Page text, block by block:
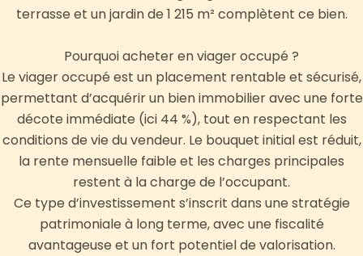
terrasse et un jardin de 1 215 m² complètent ce bien.
Pourquoi acheter en viager occupé ?
Le viager occupé est un placement rentable et sécurisé,
permettant d’acquérir un bien immobilier avec une forte
décote immédiate (ici 44 %), tout en respectant les
conditions de vie du vendeur. Le bouquet initial est réduit,
la rente mensuelle faible et les charges principales
restent à la charge de l’occupant.
Ce type d’investissement s’inscrit dans une stratégie
patrimoniale à long terme, avec une fiscalité
avantageuse et un fort potentiel de valorisation.